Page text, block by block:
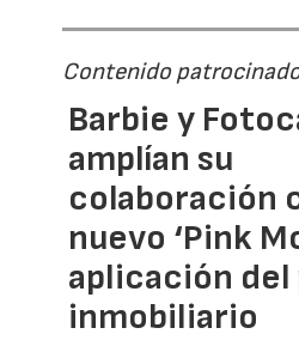
Contenido
Barbie y
amplían su
colaboración
nuevo ‘Pink
aplicación
inmobiliario